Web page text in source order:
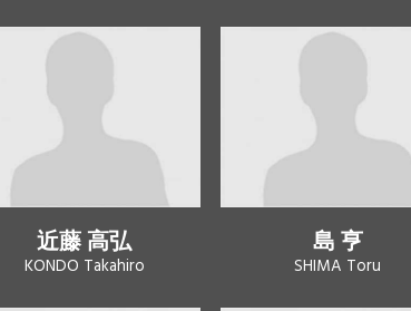
近藤 高弘
KONDO Takahiro
島 亨
SHIMA Toru